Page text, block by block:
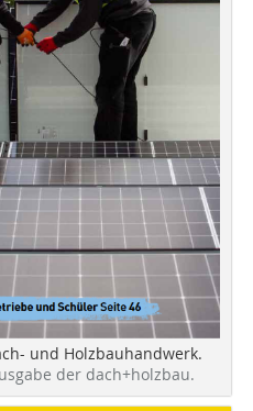
und Holzbauhandwerk.
der dach+holzbau.